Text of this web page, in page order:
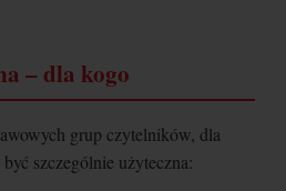
– dla kogo
grup czytelników, dla
szczególnie użyteczna: